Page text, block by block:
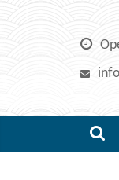
Skip